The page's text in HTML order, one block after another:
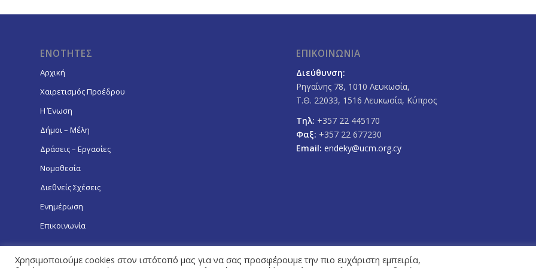
ΕΝΟΤΗΤΕΣ
Αρχική
Χαιρετισμός Προέδρου
Η Ένωση
Δήμοι – Μέλη
Δράσεις – Εργασίες
Νομοθεσία
Διεθνείς Σχέσεις
Ενημέρωση
Επικοινωνία
ΕΠΙΚΟΙΝΩΝΙΑ
Διεύθυνση:
Ρηγαίνης 78, 1010 Λευκωσία,
Τ.Θ. 22033, 1516 Λευκωσία, Κύπρος
Τηλ: +357 22 445170
Φαξ: +357 22 677230
Email: endeky@ucm.org.cy
Χρησιμοποιούμε cookies στον ιστότοπό μας για να σας προσφέρουμε την πιο ευχάριστη εμπειρία,